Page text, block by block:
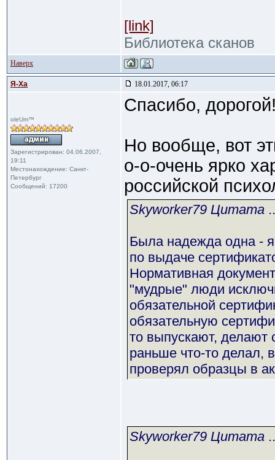
[link]
Библиотека сканов
Наверх
Я-Ха 18.01.2017, 06:17
oleUm™
Зарегистрирован: 04.06.2007,
19:11
Местонахождение: Санкт-
Петербург
Сообщений: 17200
Спасибо,
Но вообще, вот
о-о-очень ярко
российской
Skyworker79 Цитата
Была надежда одна -
по выдаче
Нормативная
"мудрые" люди
обязательной
обязательную
то выпускают, делают
раньше что-то делал,
проверял образцы в
Skyworker79 Цитата